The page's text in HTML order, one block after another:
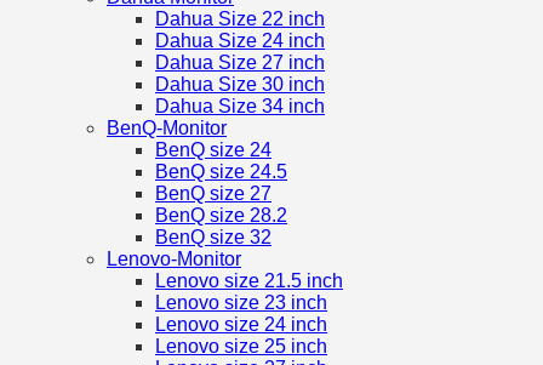
Dahua Size 22 inch
Dahua Size 24 inch
Dahua Size 27 inch
Dahua Size 30 inch
Dahua Size 34 inch
BenQ-Monitor
BenQ size 24
BenQ size 24.5
BenQ size 27
BenQ size 28.2
BenQ size 32
Lenovo-Monitor
Lenovo size 21.5 inch
Lenovo size 23 inch
Lenovo size 24 inch
Lenovo size 25 inch